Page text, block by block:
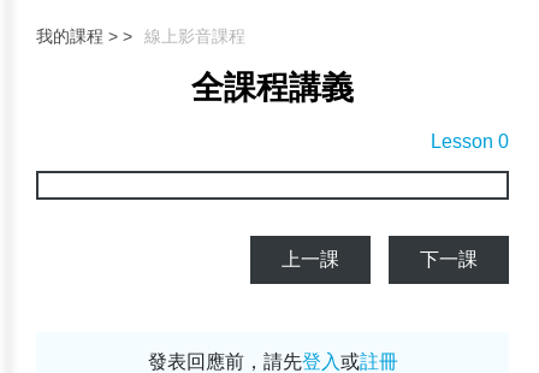
我的課程 > 線上影音課程
全課程講義
Lesson 0
上一課 下一課
發表回應前，請先登入或註冊